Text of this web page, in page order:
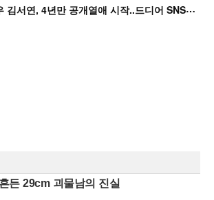
'
흑백' 김도윤♥배우 김서연, 4년만 공개열애 시작..드디어 SNS에 노출 [핫피...